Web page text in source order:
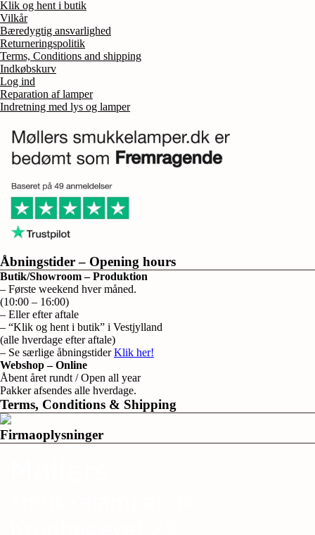
Klik og hent i butik
Vilkår
Bæredygtig ansvarlighed
Returneringspolitik
Terms, Conditions and shipping
Indkøbskurv
Log ind
Reparation af lamper
Indretning med lys og lamper
Åbningstider – Opening hours
Butik/Showroom – Produktion
– Første weekend hver måned.
(10:00 – 16:00)
– Eller efter aftale
– “Klik og hent i butik” i Vestjylland
(alle hverdage efter aftale)
– Se særlige åbningstiderKlik her!
Webshop – Online
Åbent året rundt / Open all year
Pakker afsendes alle hverdage.
Terms, Conditions & Shipping
Firmaoplysninger